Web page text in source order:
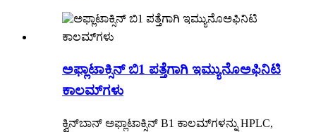
ಅಫ್ಲಾಟಾಕ್ಸಿನ್ ಬಿ1 ಪತ್ತೆಗಾಗಿ ಇಮ್ಯುನೊಅಫಿನಿಟಿ
ಕಾಲಮ್‌ಗಳು
ಕ್ವಿನ್‌ಬಾನ್ ಅಫ್ಲಾಟಾಕ್ಸಿನ್ B1 ಕಾಲಮ್‌ಗಳನ್ನು HPLC,